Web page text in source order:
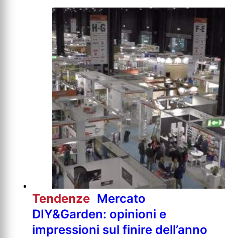
Tendenze Mercato
DIY&Garden: opinioni e
impressioni sul finire dell’anno